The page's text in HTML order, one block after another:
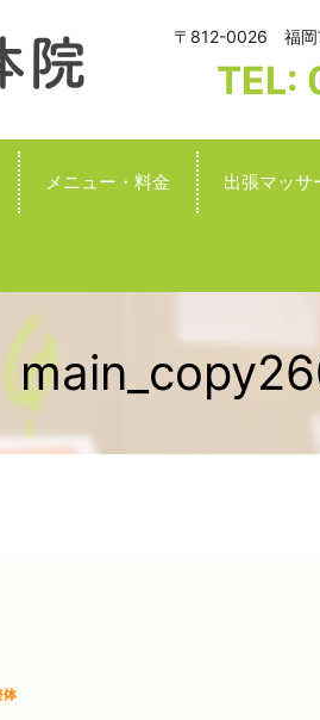
〒812-0026 福岡
TEL:
メニュー・料金 出張マッサ